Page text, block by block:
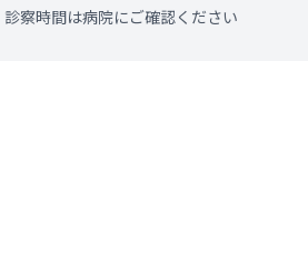
診察時間は病院にご確認ください